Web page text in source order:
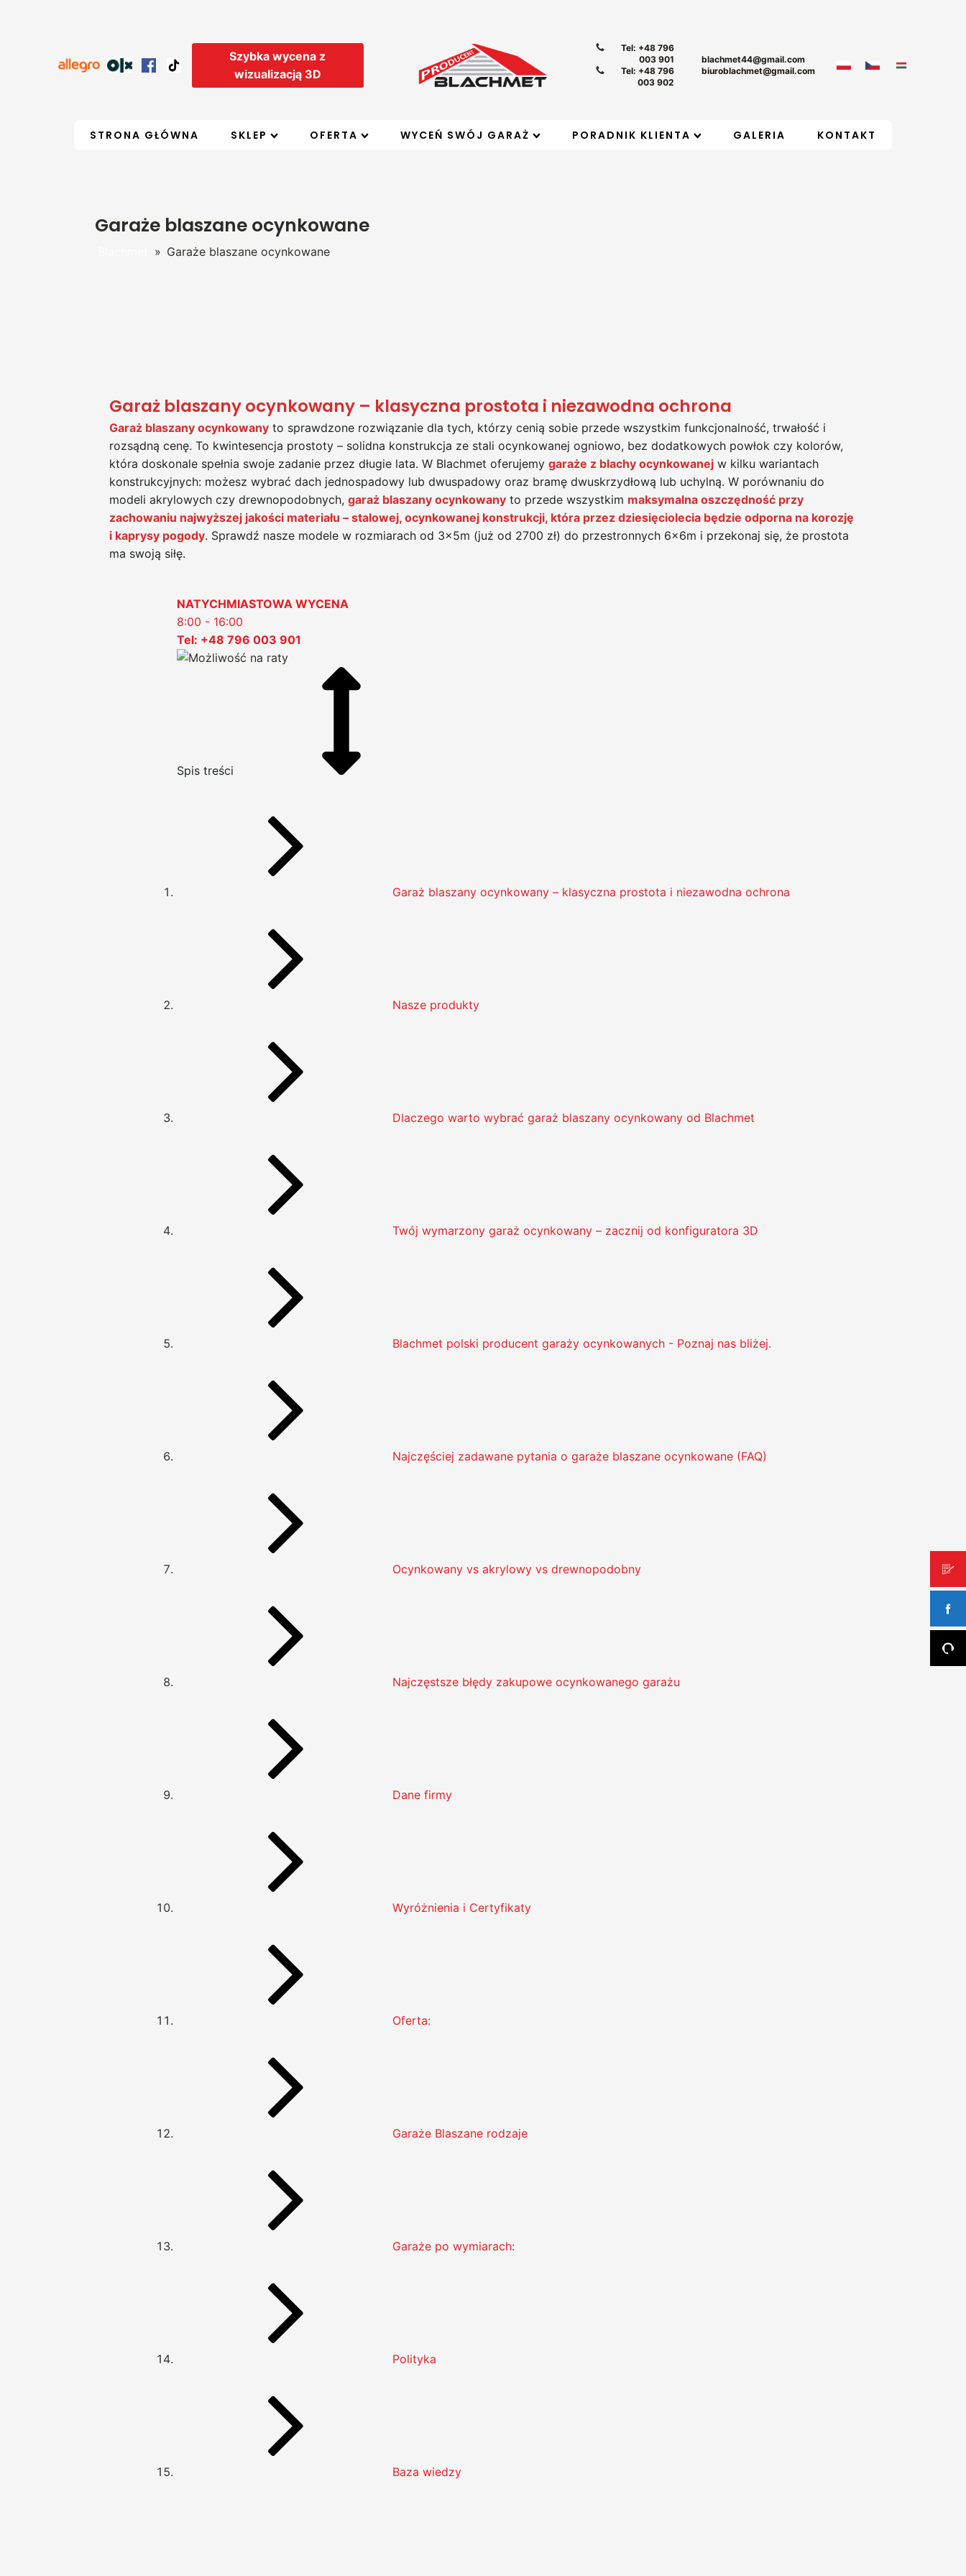
Szybka wycena z
wizualizacją 3D
Tel: +48 796
003 901
Tel: +48 796
003 902
blachmet44@gmail.com
biuroblachmet@gmail.com
STRONA GŁÓWNA SKLEP OFERTA WYCEŃ SWÓJ GARAŻ PORADNIK KLIENTA GALERIA KONTAKT
Garaże blaszane ocynkowane
» Garaże blaszane ocynkowane
Garaż blaszany ocynkowany – klasyczna prostota i niezawodna ochrona
Garaż blaszany ocynkowany to sprawdzone rozwiązanie dla tych, którzy cenią sobie przede wszystkim funkcjonalność, trwałość i
rozsądną cenę. To kwintesencja prostoty – solidna konstrukcja ze stali ocynkowanej ogniowo, bez dodatkowych powłok czy kolorów,
która doskonale spełnia swoje zadanie przez długie lata. W Blachmet oferujemy garaże z blachy ocynkowanej w kilku wariantach
konstrukcyjnych: możesz wybrać dach jednospadowy lub dwuspadowy oraz bramę dwuskrzydłową lub uchylną. W porównaniu do
modeli akrylowych czy drewnopodobnych, garaż blaszany ocynkowany to przede wszystkim maksymalna oszczędność przy
zachowaniu najwyższej jakości materiału – stalowej, ocynkowanej konstrukcji, która przez dziesięciolecia będzie odporna na korozję
i kaprysy pogody. Sprawdź nasze modele w rozmiarach od 3x5m (już od 2700 zł) do przestronnych 6x6m i przekonaj się, że prostota
ma swoją siłę.
NATYCHMIASTOWA WYCENA
8:00 - 16:00
Tel: +48 796 003 901
Spis treści
Garaż blaszany ocynkowany – klasyczna prostota i niezawodna ochrona
Nasze produkty
Dlaczego warto wybrać garaż blaszany ocynkowany od Blachmet
Twój wymarzony garaż ocynkowany – zacznij od konfiguratora 3D
Blachmet polski producent garaży ocynkowanych - Poznaj nas bliżej.
Najczęściej zadawane pytania o garaże blaszane ocynkowane (FAQ)
Ocynkowany vs akrylowy vs drewnopodobny
Najczęstsze błędy zakupowe ocynkowanego garażu
Dane firmy
Wyróżnienia i Certyfikaty
Oferta:
Garaże Blaszane rodzaje
Garaże po wymiarach:
Polityka
Baza wiedzy